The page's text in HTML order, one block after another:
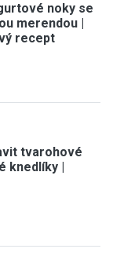
noky se
merendou |
recept
tvarohové
knedlíky |